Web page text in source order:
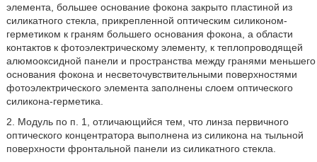
элемента, большее основание фокона закрыто пластиной из
силикатного стекла, прикрепленной оптическим силиконом-
герметиком к граням большего основания фокона, а области
контактов к фотоэлектрическому элементу, к теплопроводящей
алюмооксидной панели и пространства между гранями меньшего
основания фокона и несветочувствительными поверхностями
фотоэлектрического элемента заполнены слоем оптического
силикона-герметика.
2. Модуль по п. 1, отличающийся тем, что линза первичного
оптического концентратора выполнена из силикона на тыльной
поверхности фронтальной панели из силикатного стекла.